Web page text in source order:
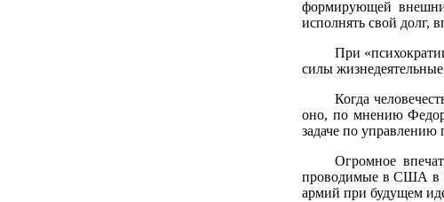
формирующей
исполнять свой долг,
При
силы
Когда
оно, по мнению
задаче по управлению
Огромное
проводимые в США в
армий при будущем